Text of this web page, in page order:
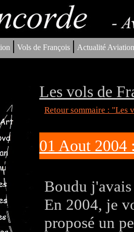
| Vols de François | Actualité
Les vols de
Retour sommaire : "Les
01 Aout 2004
Boudu
En 2004, je
proposé un